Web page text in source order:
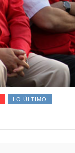
LO ÚLTIMO